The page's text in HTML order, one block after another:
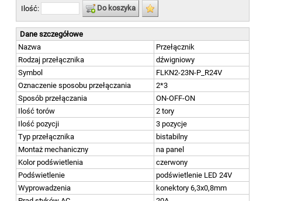
Ilość: Do koszyka
Dane szczegółowe
Nazwa
Przełącznik
Rodzaj przełącznika
dźwigniowy
Symbol
FLKN2-23N-P_R24V
Oznaczenie sposobu przełączania
2*3
Sposób przełączania
ON-OFF-ON
Ilość torów
2 tory
Ilość pozycji
3 pozycje
Typ przełącznika
bistabilny
Montaż mechaniczny
na panel
Kolor podświetlenia
czerwony
Podświetlenie
podświetlenie LED 24V
Wyprowadzenia
konektory 6,3x0,8mm